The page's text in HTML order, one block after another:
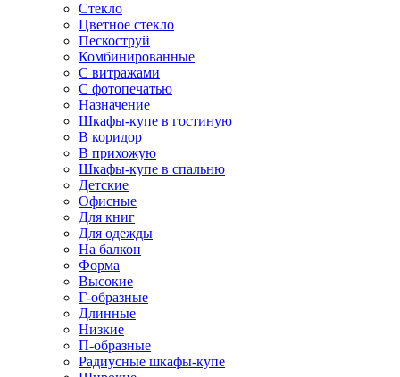
Стекло
Цветное стекло
Пескоструй
Комбинированные
С витражами
С фотопечатью
Назначение
Шкафы-купе в гостиную
В коридор
В прихожую
Шкафы-купе в спальню
Детские
Офисные
Для книг
Для одежды
На балкон
Форма
Высокие
Г-образные
Длинные
Низкие
П-образные
Радиусные шкафы-купе